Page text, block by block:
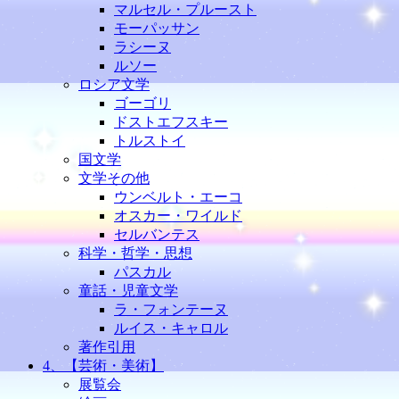
マルセル・プルースト
モーパッサン
ラシーヌ
ルソー
ロシア文学
ゴーゴリ
ドストエフスキー
トルストイ
国文学
文学その他
ウンベルト・エーコ
オスカー・ワイルド
セルバンテス
科学・哲学・思想
パスカル
童話・児童文学
ラ・フォンテーヌ
ルイス・キャロル
著作引用
4、【芸術・美術】
展覧会